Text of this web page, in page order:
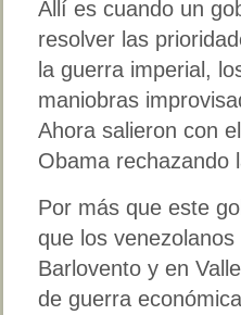
Allí es cuando un
resolver las
la guerra imperial,
maniobras
Ahora salieron con
Obama rechazando
Por más que este
que los
Barlovento y en
de guerra